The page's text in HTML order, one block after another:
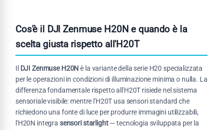
Cos'è il DJI Zenmuse H20N e quando è la
scelta giusta rispetto all'H20T
Il DJI Zenmuse H20Nè la variante della serie H20 specializzata
per le operazioni in condizioni di illuminazione minima o nulla. La
differenza fondamentale rispetto all'H20T risiede nel sistema
sensoriale visibile: mentre l'H20T usa sensori standard che
richiedono una fonte di luce per produrre immagini utilizzabili,
l'H20N integra sensori starlight— tecnologia sviluppata per la